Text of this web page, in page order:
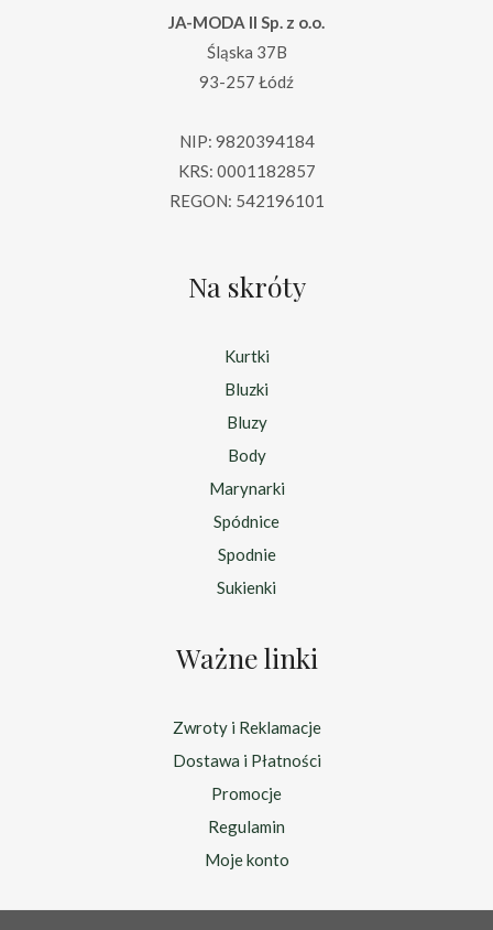
JA-MODA II Sp. z o.o.
Śląska 37B
93-257 Łódź
NIP: 9820394184
KRS: 0001182857
REGON: 542196101
Na skróty
Kurtki
Bluzki
Bluzy
Body
Marynarki
Spódnice
Spodnie
Sukienki
Ważne linki
Zwroty i Reklamacje
Dostawa i Płatności
Promocje
Regulamin
Moje konto